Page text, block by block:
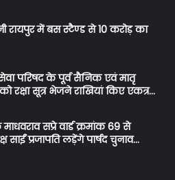
रायपुर में बस स्टैण्ड से 10 करोड़ का
परिषद के पूर्व सैनिक एवं मातृ
रक्षा सूत्र भेजने राखियां किए एकत्र…
माधवराव सप्रे वार्ड क्रमांक 69 से
प्रजापति लड़ेंगे पार्षद चुनाव…